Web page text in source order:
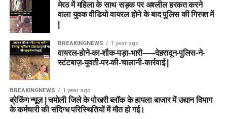
मेरठ में महिला के साथ सड़क पर अश्लील हरकत करने
वाला युवक वीडियो वायरल होने के बाद पुलिस की गिरफ्त में
BREAKINGNEWS 1 year ago
वायरल-होने-का-शौक-पड़ा-भारी-—-देहरादून-पुलिस-ने-
स्टंटबाज़-युवती-पर-की-चालानी-कार्रवाई |
BREAKINGNEWS 1 year ago
ब्रेकिंग न्यूज़ | चमोली जिले के पोखरी ब्लॉक के हापला बाजार में उद्यान विभाग
के कर्मचारी की संदिग्ध परिस्थितियों में मौत हो गई।